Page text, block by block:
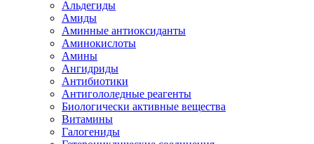
Альдегиды
Амиды
Аминные антиоксиданты
Аминокислоты
Амины
Ангидриды
Антибиотики
Антигололедные реагенты
Биологически активные вещества
Витамины
Галогениды